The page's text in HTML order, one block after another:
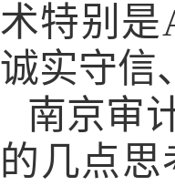
术特别是
诚实守信
南京审
的几点